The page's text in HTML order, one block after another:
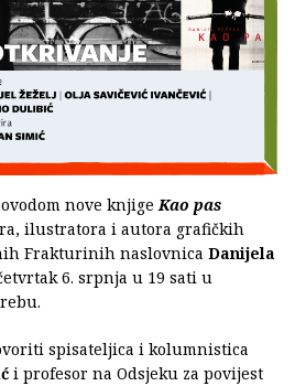
nove knjigeKao pas
ilustratora i autora grafičkih
Frakturinih naslovnica Danijela
6. srpnja u 19 sati u
spisateljica i kolumnistica
i profesor na Odsjeku za povijest